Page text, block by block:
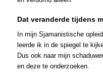
Dat veranderde tijdens
In mijn Sjamanistische
leerde ik in de spiegel te
Dus ook naar mijn
en deze te onderzoeken.